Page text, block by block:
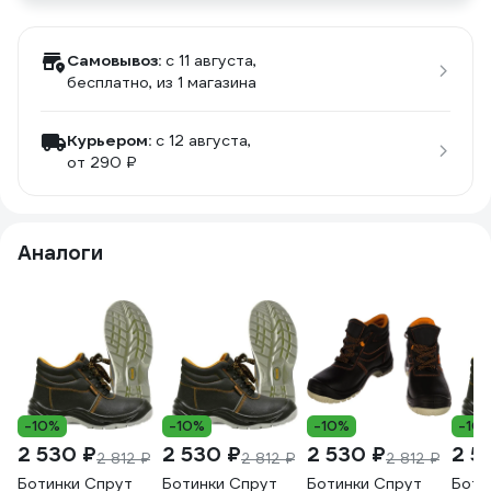
Самовывоз: c 11 августа,
бесплатно, из 1 магазина
Курьером: c 12 августа,
от 290 ₽
Аналоги
-10%
2 530 ₽2 812 ₽
Ботинки Спрут
-10%
2 530 ₽2 812 ₽
Ботинки Спрут
-10%
2 530 ₽2 812 ₽
Ботинки Спрут
-
2